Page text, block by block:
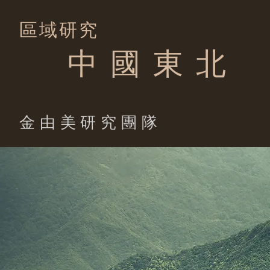
區域研究
中 國 東 北
​金由美研究團隊